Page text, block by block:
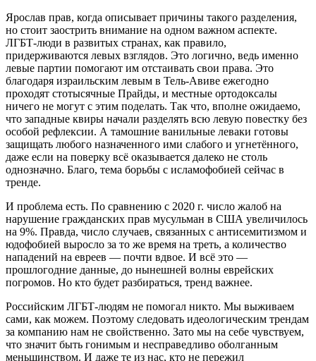
Ярослав прав, когда описывает причины такого разделения,
но стоит заострить внимание на одном важном аспекте.
ЛГБТ-люди в развитых странах, как правило,
придерживаются левых взглядов. Это логично, ведь именно
левые партии помогают им отстаивать свои права. Это
благодаря израильским левым в Тель-Авиве ежегодно
проходят стотысячные Прайды, и местные ортодоксалы
ничего не могут с этим поделать. Так что, вполне ожидаемо,
что западные квиры начали разделять всю левую повестку без
особой рефлексии. А тамошние ванильные леваки готовы
защищать любого назначенного ими слабого и угнетённого,
даже если на поверку всё оказывается далеко не столь
однозначно. Благо, тема борьбы с исламофобией сейчас в
тренде.
И проблема есть. По сравнению с 2020 г. число жалоб на
нарушение гражданских прав мусульман в США увеличилось
на 9%. Правда, число случаев, связанных с антисемитизмом и
юдофобией выросло за то же время на треть, а количество
нападений на евреев — почти вдвое. И всё это —
прошлогодние данные, до нынешней волны еврейских
погромов. Но кто будет разбираться, тренд важнее.
Российским ЛГБТ-людям не помогал никто. Мы выживаем
сами, как можем. Поэтому следовать идеологическим трендам
за компанию нам не свойственно. Зато мы на себе чувствуем,
что значит быть гонимым и несправедливо оболганным
меньшинством. И даже те из нас, кто не пережил